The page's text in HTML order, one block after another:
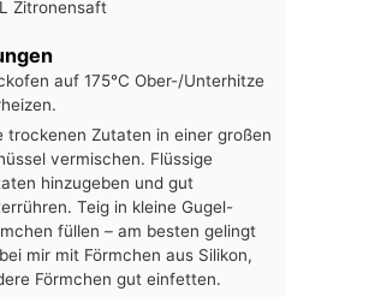
Zitronensaft
auf 175°C Ober-/Unterhitze
trockenen Zutaten in einer großen
vermischen. Flüssige
hinzugeben und gut
Teig in kleine Gugel-
füllen – am besten gelingt
mir mit Förmchen aus Silikon,
Förmchen gut einfetten.